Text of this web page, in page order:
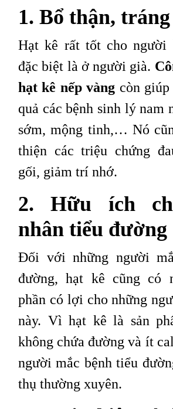
1. Bổ thận,
Hạt kê rất tốt cho người
đặc biệt là ở người già.
hạt kê nếp vàng còn
quả các bệnh sinh lý nam
sớm, mộng tinh,… Nó
thiện các triệu chứng
gối, giảm trí nhớ.
2. Hữu ích
nhân tiểu đường
Đối với những người
đường, hạt kê cũng có
phần có lợi cho những
này. Vì hạt kê là sản
không chứa đường và ít
người mắc bệnh tiểu
thụ thường xuyên.